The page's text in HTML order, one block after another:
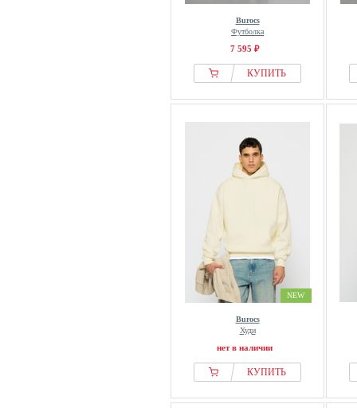
Burocs
Футболка
7 595 ₽
КУПИТЬ
NEW
Burocs
Худи
нет в наличии
КУПИТЬ